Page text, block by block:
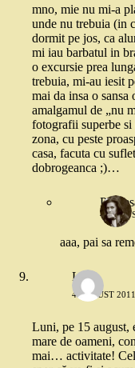
mno, mie nu mi-a
unde nu trebuia (in
dormit pe jos, ca
mi iau barbatul in
o excursie prea
trebuia, mi-au iesit
mai da insa o
amalgamul de „nu
fotografii superbe
zona, cu peste
casa, facuta cu
dobrogeanca ;)…
4
aaa, pai sa
Lili
4 AUGUST
Luni, pe 15 august,
mare de oameni,
mai… activitate! Cel